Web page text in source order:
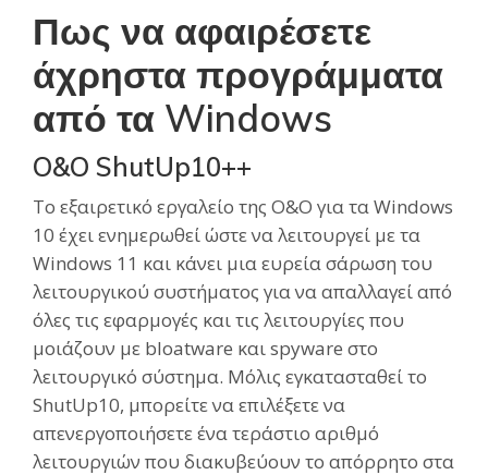
Πως να αφαιρέσετε
άχρηστα προγράμματα
από τα Windows
O&O ShutUp10++
Το εξαιρετικό εργαλείο της O&O για τα Windows
10 έχει ενημερωθεί ώστε να λειτουργεί με τα
Windows 11 και κάνει μια ευρεία σάρωση του
λειτουργικού συστήματος για να απαλλαγεί από
όλες τις εφαρμογές και τις λειτουργίες που
μοιάζουν με bloatware και spyware στο
λειτουργικό σύστημα. Μόλις εγκατασταθεί το
ShutUp10, μπορείτε να επιλέξετε να
απενεργοποιήσετε ένα τεράστιο αριθμό
λειτουργιών που διακυβεύουν το απόρρητο στα